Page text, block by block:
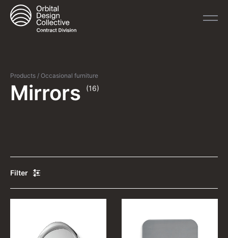
Products / Occasional furniture
Mirrors (16)
Filter